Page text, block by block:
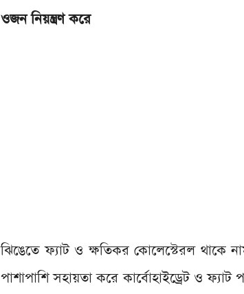
ওজন নিয়ন্ত্রণ করে
ঝিঙেতে ফ্যাট ও ক্ষতিকর কোলেস্টেরল থাকে
পাশাপাশি সহায়তা করে কার্বোহাইড্রেট ও